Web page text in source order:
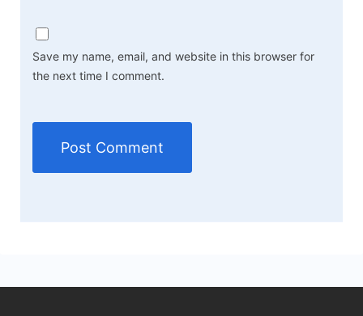
Save my name, email, and website in this browser for
the next time I comment.